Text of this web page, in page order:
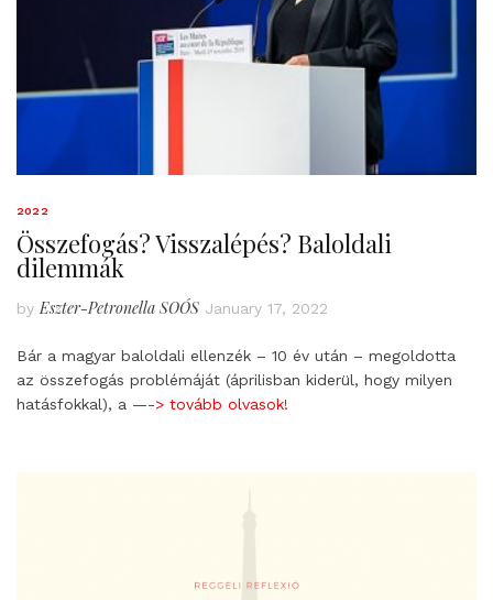
2022
Összefogás? Visszalépés? Baloldali
dilemmák
by Eszter-Petronella SOÓS January 17, 2022
Bár a magyar baloldali ellenzék – 10 év után – megoldotta
az összefogás problémáját (áprilisban kiderül, hogy milyen
hatásfokkal), a —-> tovább olvasok!